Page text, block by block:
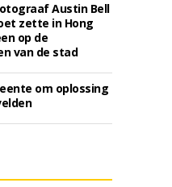
Austin Bell
zette in Hong
op de
van de stad
om oplossing